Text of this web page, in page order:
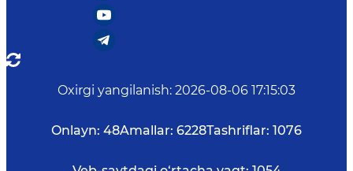
Oxirgi yangilanish: 2026-08-06 17:15:03
Onlayn: 48Amallar: 6228Tashriflar: 1076